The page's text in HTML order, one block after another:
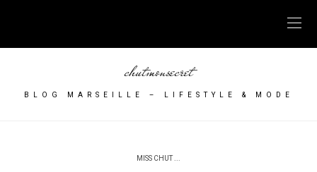
chutmonsecret
BLOG MARSEILLE – LIFESTYLE & MODE
MISS CHUT ...